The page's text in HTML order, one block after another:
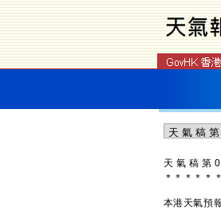
天 氣 稿 第
＊ ＊ ＊ ＊ ＊ ＊
本港天氣預